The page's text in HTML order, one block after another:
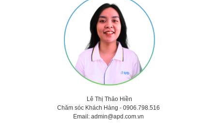
Lê Thị Thảo Hiền
Chăm sóc Khách Hàng - 0906.798.516
Email: admin@apd.com.vn